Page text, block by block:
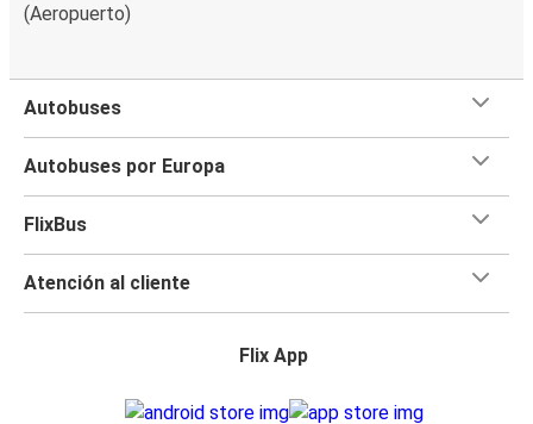
(Aeropuerto)
Autobuses
Autobuses por Europa
FlixBus
Atención al cliente
Flix App